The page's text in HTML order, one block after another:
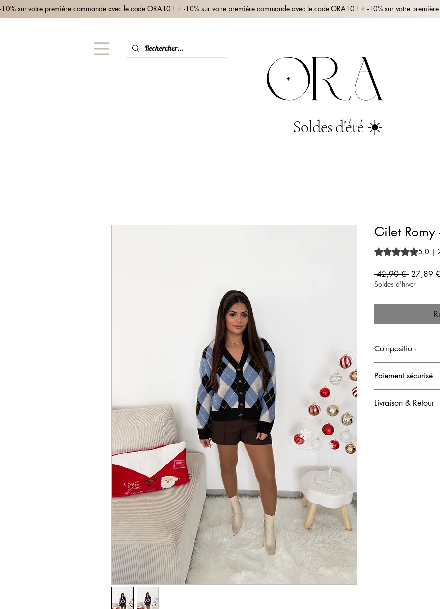
-10% sur votre première commande avec le code ORA10 !
Soldes d'été ☀️
Gilet Romy
La note est de 5.0
5.0 |
42,90 € Prix
27,89 €
Soldes d'hiver
Composition
(9%)
Paiement sécurisé
CB, Visa, Mastercard
Livraison & Retour